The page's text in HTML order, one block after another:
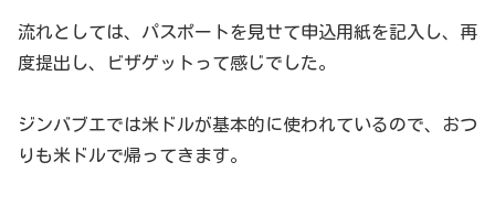
流れとしては、パスポートを見せて申込用紙を記入し、再
度提出し、ビザゲットって感じでした。
ジンバブエでは米ドルが基本的に使われているので、おつ
りも米ドルで帰ってきます。